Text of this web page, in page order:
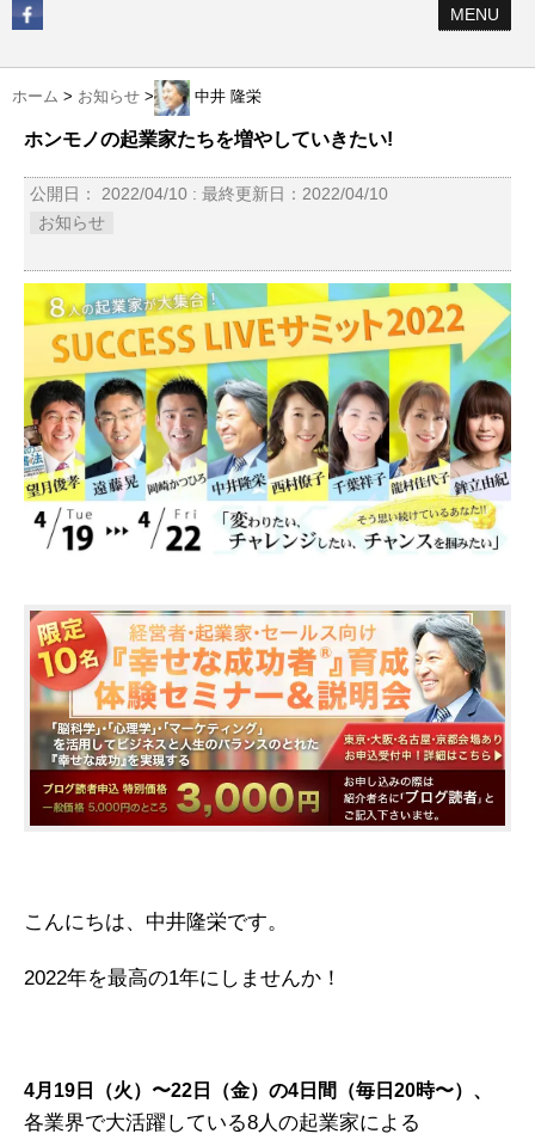
MENU
ホーム > お知らせ > 中井 隆栄
ホンモノの起業家たちを増やしていきたい!
公開日： 2022/04/10 : 最終更新日：2022/04/10
お知らせ
こんにちは、中井隆栄です。
2022年を最高の1年にしませんか！
4月19日（火）〜22日（金）の4日間（毎日20時〜）、
各業界で大活躍している8人の起業家による